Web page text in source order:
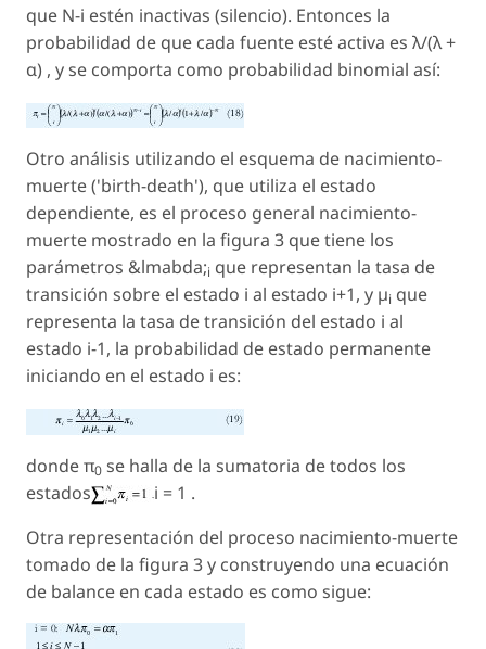
que N-i estén inactivas (silencio). Entonces la
probabilidad de que cada fuente esté activa es λ/(λ +
α) , y se comporta como probabilidad binomial así:
Otro análisis utilizando el esquema de nacimiento-
muerte ('birth-death'), que utiliza el estado
dependiente, es el proceso general nacimiento-
muerte mostrado en la figura 3 que tiene los
parámetros &lmabda;i que representan la tasa de
transición sobre el estado i al estado i+1, y µi que
representa la tasa de transición del estado i al
estado i-1, la probabilidad de estado permanente
iniciando en el estado i es:
donde π0 se halla de la sumatoria de todos los
estados
i = 1 .
Otra representación del proceso nacimiento-muerte
tomado de la figura 3 y construyendo una ecuación
de balance en cada estado es como sigue: